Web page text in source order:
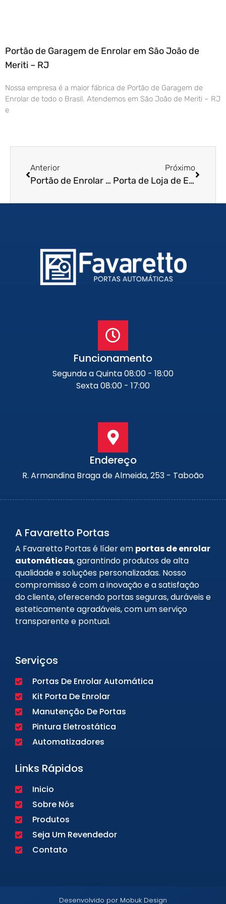
Portão de Garagem de Enrolar em São João de
Meriti – RJ
Nossa empresa é a maior fábrica de Portão de Garagem de
Enrolar de todo o Brasil. Atendemos em São João de Meriti – RJ
e
Anterior
Portão de Enrolar em Lençóis Paulista – SP
Próximo
Porta de Loja de Enrolar em Botucatu – SP
Funcionamento
Segunda a Quinta 08:00 - 18:00
Sexta 08:00 - 17:00
Endereço
R. Armandina Braga de Almeida, 253 - Taboão
A Favaretto Portas
A Favaretto Portas é líder em portas de enrolar
automáticas, garantindo produtos de alta
qualidade e soluções personalizadas. Nosso
compromisso é com a inovação e a satisfação
do cliente, oferecendo portas seguras, duráveis e
esteticamente agradáveis, com um serviço
transparente e pontual.
Serviços
Portas De Enrolar Automática
Kit Porta De Enrolar
Manutenção De Portas
Pintura Eletrostática
Automatizadores
Links Rápidos
Inicio
Sobre Nós
Produtos
Seja Um Revendedor
Contato
Desenvolvido por Mobuk Design